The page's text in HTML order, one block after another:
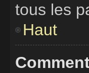
tous les
Haut